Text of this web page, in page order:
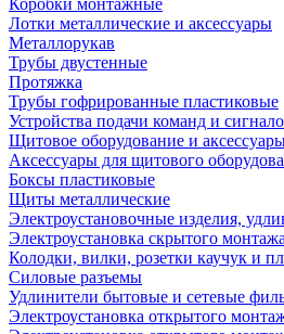
Коробки монтажные
Лотки металлические и аксессуары
Металлорукав
Трубы двустенные
Протяжка
Трубы гофрированные пластиковые
Устройства подачи команд и
Щитовое оборудование и
Аксессуары для щитового
Боксы пластиковые
Щиты металлические
Электроустановочные изделия,
Электроустановка скрытого монтажа
Колодки, вилки, розетки каучук и
Силовые разъемы
Удлинители бытовые и сетевые
Электроустановка открытого